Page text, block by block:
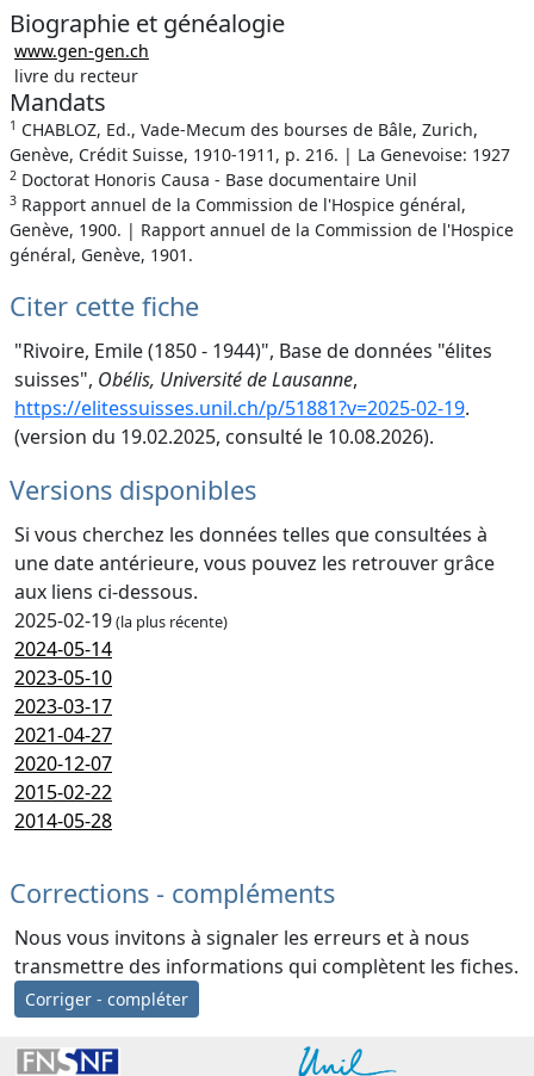
Biographie et généalogie
www.gen-gen.ch
livre du recteur
Mandats
1 CHABLOZ, Ed., Vade-Mecum des bourses de Bâle, Zurich,
Genève, Crédit Suisse, 1910-1911, p. 216. | La Genevoise: 1927
2 Doctorat Honoris Causa - Base documentaire Unil
3 Rapport annuel de la Commission de l'Hospice général,
Genève, 1900. | Rapport annuel de la Commission de l'Hospice
général, Genève, 1901.
Citer cette fiche
"Rivoire, Emile (1850 - 1944)", Base de données "élites
suisses", Obélis, Université de Lausanne,
https://elitessuisses.unil.ch/p/51881?v=2025-02-19.
(version du 19.02.2025, consulté le 10.08.2026).
Versions disponibles
Si vous cherchez les données telles que consultées à
une date antérieure, vous pouvez les retrouver grâce
aux liens ci-dessous.
2025-02-19(la plus récente)
2024-05-14
2023-05-10
2023-03-17
2021-04-27
2020-12-07
2015-02-22
2014-05-28
Corrections - compléments
Nous vous invitons à signaler les erreurs et à nous
transmettre des informations qui complètent les fiches.
Corriger - compléter